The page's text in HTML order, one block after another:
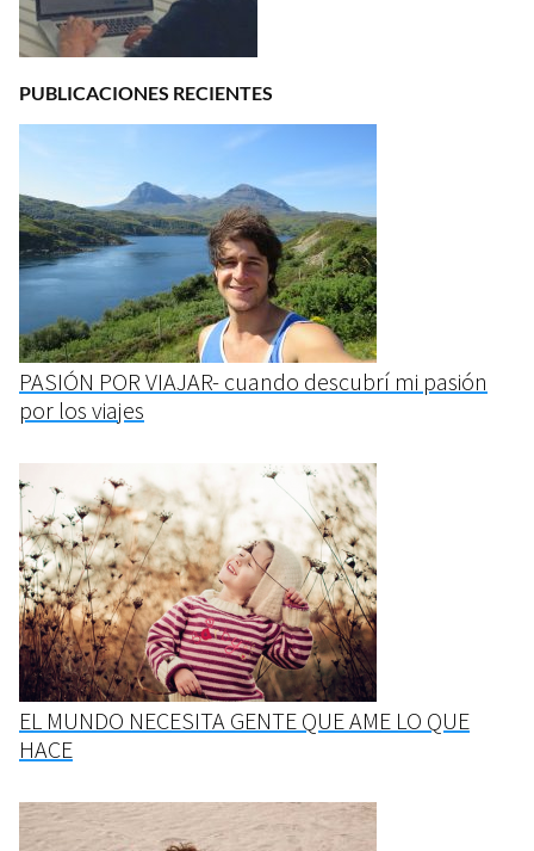
PUBLICACIONES RECIENTES
PASIÓN POR VIAJAR- cuando descubrí mi pasión
por los viajes
EL MUNDO NECESITA GENTE QUE AME LO QUE
HACE